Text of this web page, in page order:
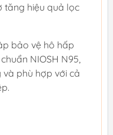
tăng hiệu quả lọc
bảo vệ hô hấp
NIOSH N95,
phù hợp với cả